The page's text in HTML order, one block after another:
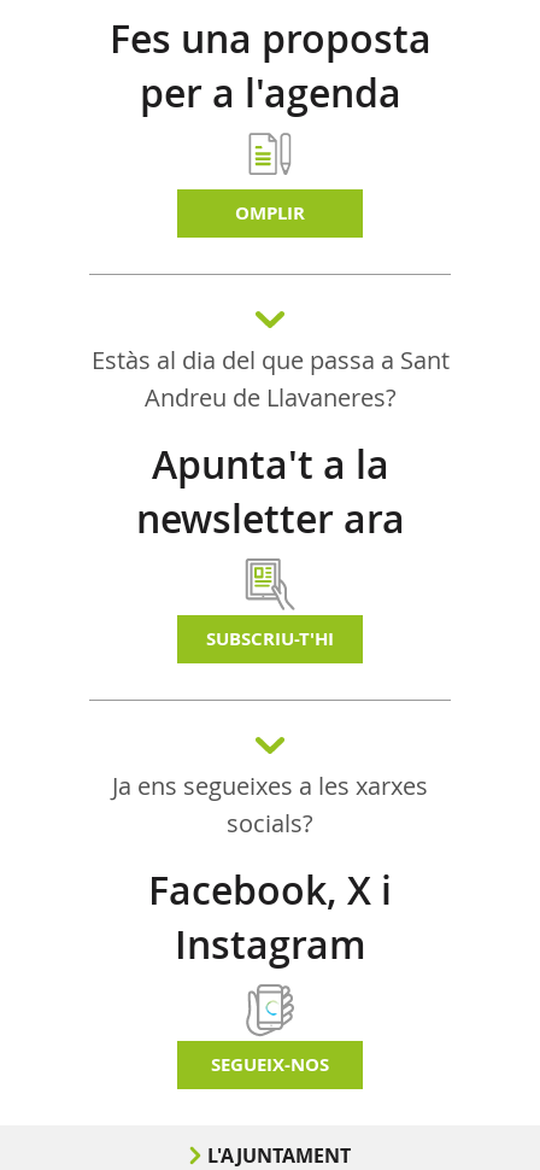
Fes una proposta
per a l'agenda
d'activitats
OMPLIR
Estàs al dia del que passa a Sant
Andreu de Llavaneres?
Apunta't a la
newsletter ara
SUBSCRIU-T'HI
Ja ens segueixes a les xarxes
socials?
Facebook, X i
Instagram
SEGUEIX-NOS
L'AJUNTAMENT